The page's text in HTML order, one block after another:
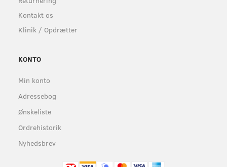
Kontakt os
Klinik / Opdrætter
KONTO
Min konto
Adressebog
Ønskeliste
Ordrehistorik
Nyhedsbrev